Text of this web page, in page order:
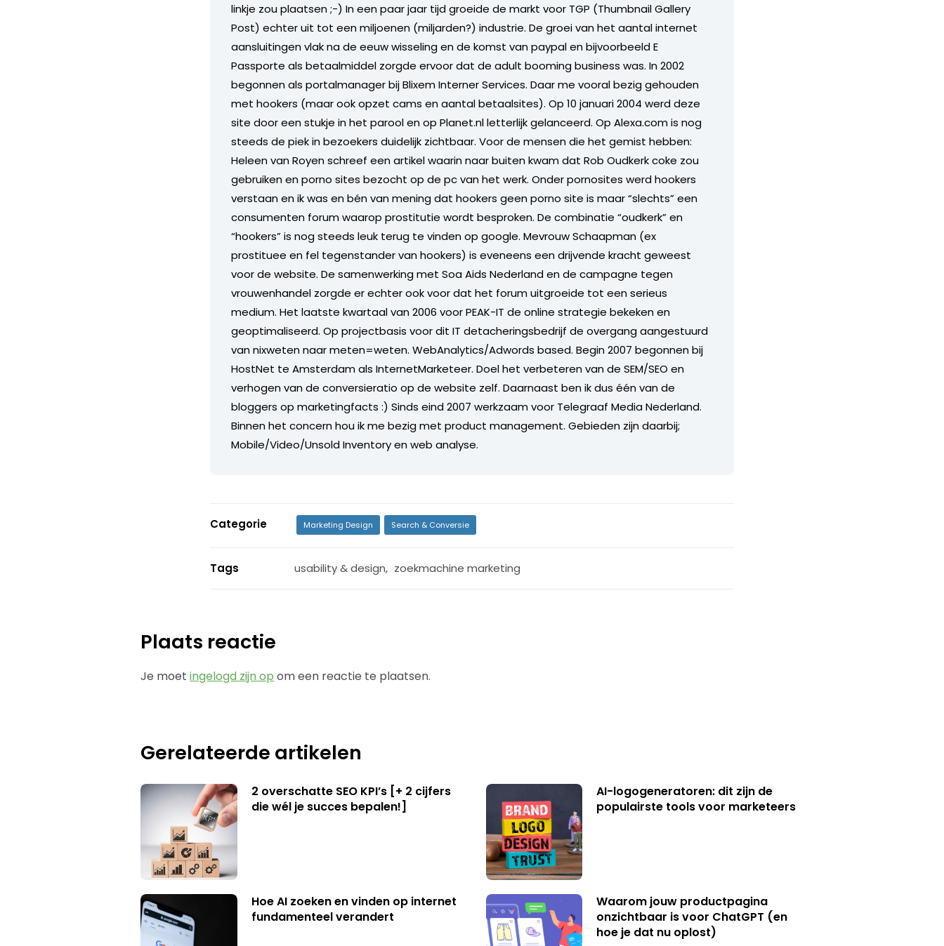
linkje zou plaatsen ;-) In een paar jaar tijd groeide de markt voor TGP (Thumbnail Gallery
Post) echter uit tot een miljoenen (miljarden?) industrie. De groei van het aantal internet
aansluitingen vlak na de eeuw wisseling en de komst van paypal en bijvoorbeeld E
Passporte als betaalmiddel zorgde ervoor dat de adult booming business was. In 2002
begonnen als portalmanager bij Blixem Interner Services. Daar me vooral bezig gehouden
met hookers (maar ook opzet cams en aantal betaalsites). Op 10 januari 2004 werd deze
site door een stukje in het parool en op Planet.nl letterlijk gelanceerd. Op Alexa.com is nog
steeds de piek in bezoekers duidelijk zichtbaar. Voor de mensen die het gemist hebben:
Heleen van Royen schreef een artikel waarin naar buiten kwam dat Rob Oudkerk coke zou
gebruiken en porno sites bezocht op de pc van het werk. Onder pornosites werd hookers
verstaan en ik was en bén van mening dat hookers geen porno site is maar “slechts” een
consumenten forum waarop prostitutie wordt besproken. De combinatie “oudkerk” en
“hookers” is nog steeds leuk terug te vinden op google. Mevrouw Schaapman (ex
prostituee en fel tegenstander van hookers) is eveneens een drijvende kracht geweest
voor de website. De samenwerking met Soa Aids Nederland en de campagne tegen
vrouwenhandel zorgde er echter ook voor dat het forum uitgroeide tot een serieus
medium. Het laatste kwartaal van 2006 voor PEAK-IT de online strategie bekeken en
geoptimaliseerd. Op projectbasis voor dit IT detacheringsbedrijf de overgang aangestuurd
van nixweten naar meten=weten. WebAnalytics/Adwords based. Begin 2007 begonnen bij
HostNet te Amsterdam als InternetMarketeer. Doel het verbeteren van de SEM/SEO en
verhogen van de conversieratio op de website zelf. Daarnaast ben ik dus één van de
bloggers op marketingfacts :) Sinds eind 2007 werkzaam voor Telegraaf Media Nederland.
Binnen het concern hou ik me bezig met product management. Gebieden zijn daarbij;
Mobile/Video/Unsold Inventory en web analyse.
Categorie Marketing Design Search & Conversie
Tags usability & design, zoekmachine marketing
Plaats reactie
Je moetingelogd zijn op om een reactie te plaatsen.
Gerelateerde artikelen
2 overschatte SEO KPI’s [+ 2 cijfers
die wél je succes bepalen!]
AI-logogeneratoren: dit zijn de
populairste tools voor marketeers
Hoe AI zoeken en vinden op internet
fundamenteel verandert
Waarom jouw productpagina
onzichtbaar is voor ChatGPT (en
hoe je dat nu oplost)